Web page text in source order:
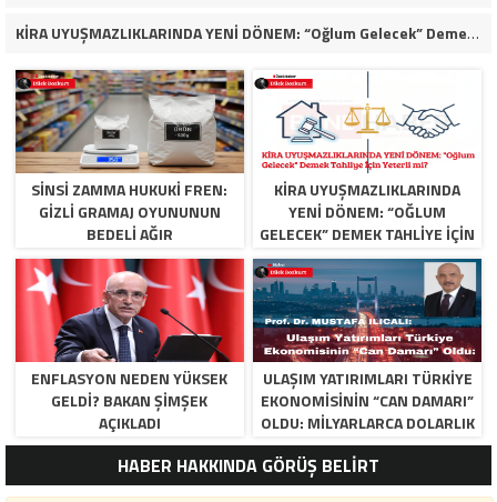
KİRA UYUŞMAZLIKLARINDA YENİ DÖNEM: “Oğlum Gelecek” Demek Tahliye İçin Yeterli mi?
SINSI ZAMMA HUKUKI FREN:
GIZLI GRAMAJ OYUNUNUN
BEDELI AĞIR
KİRA UYUŞMAZLIKLARINDA
YENİ DÖNEM: “OĞLUM
GELECEK” DEMEK TAHLIYE İÇIN
YETERLI MI?
ENFLASYON NEDEN YÜKSEK
GELDI? BAKAN ŞIMŞEK
AÇIKLADI
​ULAŞIM YATIRIMLARI TÜRKIYE
EKONOMISININ “CAN DAMARI”
OLDU: MILYARLARCA DOLARLIK
TASARRUF VE DEV KATMA
DEĞER
HABER HAKKINDA GÖRÜŞ BELİRT